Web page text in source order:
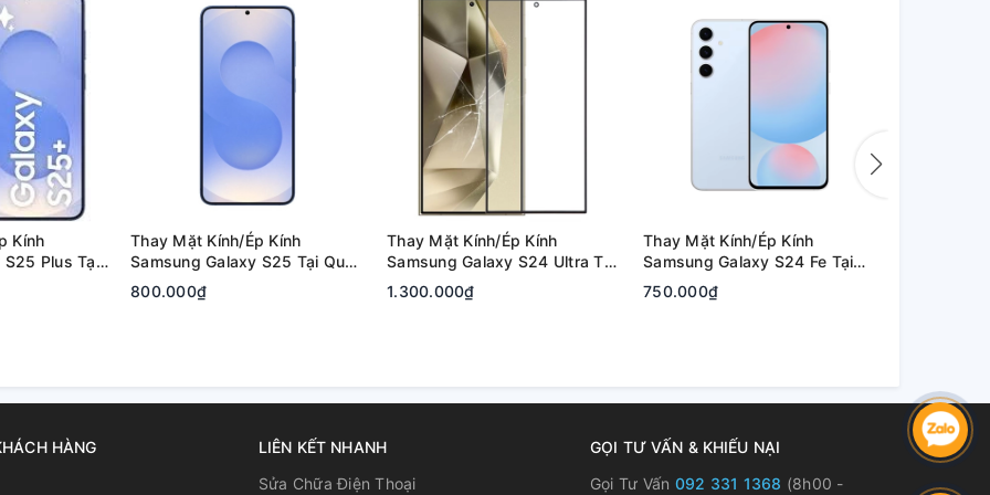
bị hư có thể khắc phục bằng cách thay
nhất là ở những máy bị rơi va đập hay bị
khách hàng lên đầu. A1368 cam kết:
Kính
S25 Plus Tại
| Bảo
Thay Mặt Kính/Ép Kính
Samsung Galaxy S25 Tại Quận
2, Tp. Thủ Đức | Bảo Hành Rõ
Ràng
800.000₫
Thay Mặt Kính/Ép Kính
Samsung Galaxy S24 Ultra Tại
Quận 2, Tp. Thủ Đức | Bảo
Hành Rõ Ràng
1.300.000₫
Thay Mặt Kính/Ép Kính
Samsung Galaxy S24 Fe Tại
Quận 2, Tp. Thủ Đức | Bảo
Hành Rõ Ràng
750.000₫
HÀNG
LIÊN KẾT NHANH
Sửa Chữa Điện Thoại
GỌI TƯ VẤN & KHIẾU NẠI
Gọi Tư Vấn 092 331 1368 (8h00 -